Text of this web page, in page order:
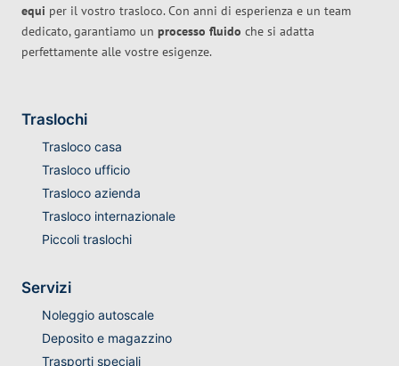
equi per il vostro trasloco. Con anni di esperienza e un team
dedicato, garantiamo un processo fluido che si adatta
perfettamente alle vostre esigenze.
Traslochi
Trasloco casa
Trasloco ufficio
Trasloco azienda
Trasloco internazionale
Piccoli traslochi
Servizi
Noleggio autoscale
Deposito e magazzino
Trasporti speciali